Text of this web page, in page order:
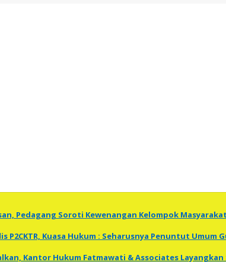
Pedagang Soroti Kewenangan Kelompok Masyarakat
P2CKTR, Kuasa Hukum : Seharusnya Penuntut Umum
Kantor Hukum Fatmawati & Associates Layangkan